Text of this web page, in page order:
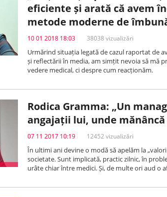
eficiente și arată că avem
metode moderne de
10 01 2018 18:03 38038 vizualizări
Urmărind situația legată de cazul raportat de
și reflectării în media, am simțit nevoia să mă
vedere medical, ci despre cum reacționăm.
Rodica Gramma: „Un
angajații lui, unde
07 11 2017 10:19 12452 vizualizări
În ultimi ani devine o modă să apelăm la
societate. Sunt implicată, practic zilnic, în
urâte chiar între medici. Și, de multe ori aud